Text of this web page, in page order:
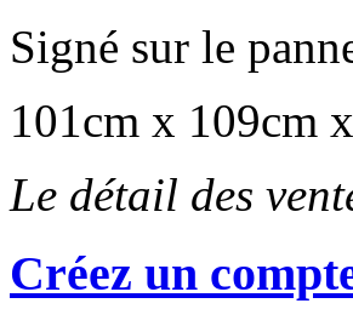
Signé sur le
101cm x 109cm
Le détail des
Créez un